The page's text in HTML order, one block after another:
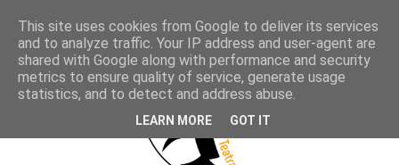
This site uses cookies from Google to deliver its services
and to analyze traffic. Your IP address and user-agent are
shared with Google along with performance and security
metrics to ensure quality of service, generate usage
statistics, and to detect and address abuse.
LEARN MORE GOT IT